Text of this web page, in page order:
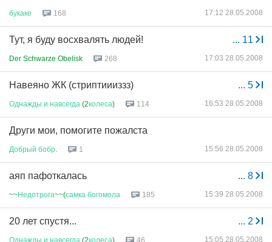
букаке 168 17:12 28.05.2008
... 11
Тут, я буду восхвалять людей!
Der Schwarze Obelisk 268 17:03 28.05.2008
... 5
Навеяно ЖК (стриптиииззз)
Однажды и навсегда (2колеса) 114 16:53 28.05.2008
Други мои, помогите пожалста
Добрый бобр 1 15:56 28.05.2008
... 8
аяп пафоткалась
~~Недотрога~~(самка богомола 185 15:39 28.05.2008
... 2
20 лет спустя...
Однажды и навсегда (2колеса) 46 15:05 28.05.2008